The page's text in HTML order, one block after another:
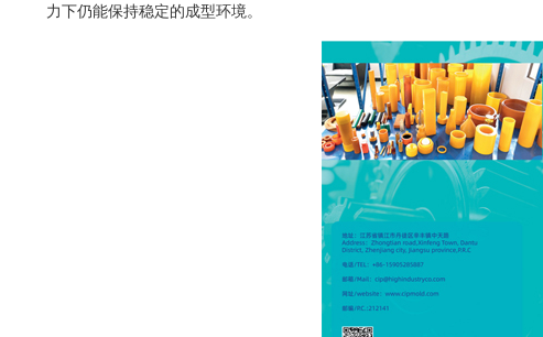
力下仍能保持稳定的成型环境。